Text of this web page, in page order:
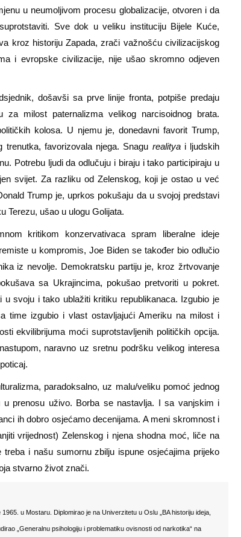
u neumoljivom procesu globalizacije, otvoren i da
Sve dok u veliku instituciju Bijele Kuće,
kroz historiju Zapada, zrači važnošću civilizacijskog
i evropske civilizacije, nije ušao skromno odjeven
došavši sa prve linije fronta, potpiše predaju
milost paternalizma velikog narcisoidnog brata.
kolosa. U njemu je, donedavni favorit Trump,
favorizovala njega. Snagu realityai ljudskih
Potrebu ljudi da odlučuju i biraju i tako participiraju u
svijet. Za razliku od Zelenskog, koji je ostao u već
Trump je, uprkos pokušaju da u svojoj predstavi
Terezu, ušao u ulogu Golijata.
kritikom konzervativaca spram liberalne ideje
u kompromis, Joe Biden se također bio odlučio
iz nevolje. Demokratsku partiju je, kroz žrtvovanje
sa Ukrajincima, pokušao pretvoriti u pokret.
u svoju itako ublažiti kritiku republikanaca. Izgubio je
time izgubio i vlast ostavljajući Ameriku na milost i
ekvilibrijuma moći suprotstavljenih političkih opcija.
naravno uz sretnu podršku velikog interesa
paradoksalno, uz malu/veliku pomoć jednog
u prenosu uživo. Borba se nastavlja. I sa vanjskim i
ih dobro osjećamo decenijama. A meni skromnost i
vrijednost) Zelenskog i njena shodna moć, liče na
i našu sumornu zbilju ispune osjećajima prijeko
stvarno život znači.
u Mostaru. Diplomirao je na Univerzitetu u Oslu „BA historiju ideja,
„Generalnu psihologiju i problematiku ovisnosti od narkotika“ na